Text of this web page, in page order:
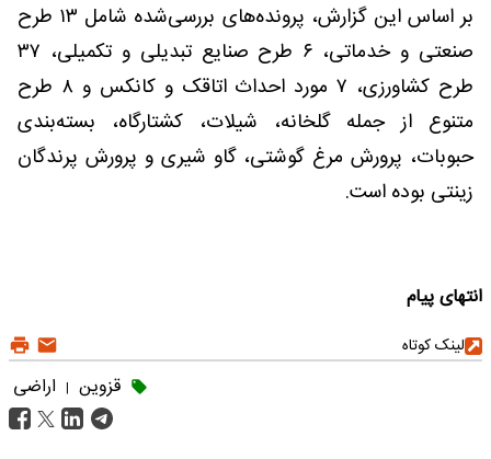
بر اساس این گزارش، پرونده‌های بررسی‌شده شامل ۱۳ طرح
صنعتی و خدماتی، ۶ طرح صنایع تبدیلی و تکمیلی، ۳۷
طرح کشاورزی، ۷ مورد احداث اتاقک و کانکس و ۸ طرح
متنوع از جمله گلخانه، شیلات، کشتارگاه، بسته‌بندی
حبوبات، پرورش مرغ گوشتی، گاو شیری و پرورش پرندگان
زینتی بوده است.
انتهای پیام
لینک کوتاه
قزوین | اراضی